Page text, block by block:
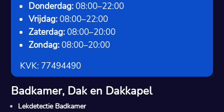
Donderdag: 08:00–22:00
Vrijdag: 08:00–22:00
Zaterdag: 08:00–20:00
Zondag: 08:00–20:00
KVK: 77494490
Badkamer, Dak en Dakkapel
Lekdetectie Badkamer